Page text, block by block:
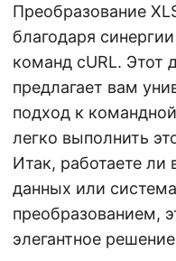
Преобразование
благодаря
команд cURL. Этот
предлагает вам
подход к
легко выполнить
Итак, работаете
данных или
преобразованием,
элегантное